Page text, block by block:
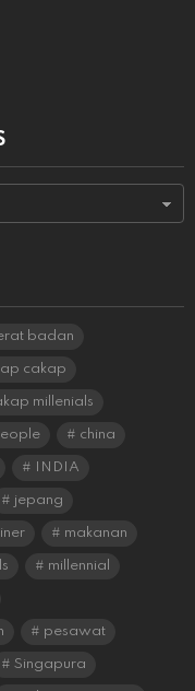
badan
cakap
millenials
china
INDIA
jepang
makanan
millennial
pesawat
Singapura